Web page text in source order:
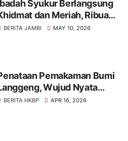
Syukur Berlangsung
dan Meriah, Ribuan
Raja
BERITA JAMBI MAY 10, 2026
Pemakaman Bumi
Wujud Nyata
dan
BERITA HKBP APR 16, 2026